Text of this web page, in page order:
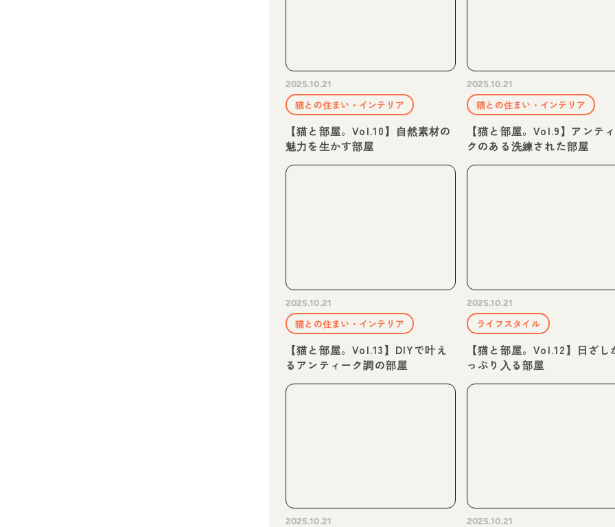
2025.10.21
猫との住まい・インテリア
【猫と部屋。Vol.10】自然素材の
魅力を生かす部屋
2025.10.21
猫との住まい・インテリア
【猫と部屋。Vol.9】アンテ
クのある洗練された部屋
2025.10.21
猫との住まい・インテリア
【猫と部屋。Vol.13】DIYで叶え
るアンティーク調の部屋
2025.10.21
ライフスタイル
【猫と部屋。Vol.12】日ざし
っぷり入る部屋
2025.10.21 2025.10.21